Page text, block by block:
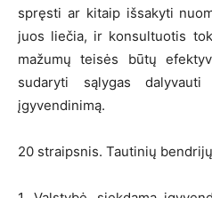
spręsti ar kitaip išsakyti
juos liečia, ir konsultuotis
mažumų teisės būtų
sudaryti sąlygas
įgyvendinimą.
20 straipsnis. Tautinių